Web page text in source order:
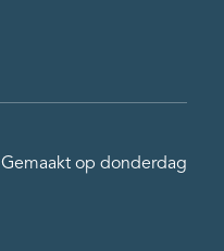
Gemaakt op donderdag